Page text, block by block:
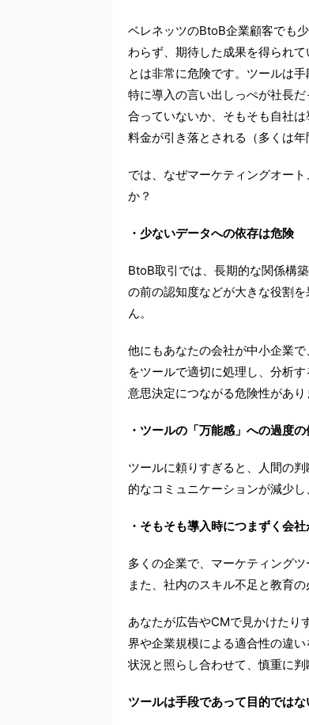
ベレネッツのBtoB企業顧客でも
わらず、期待した成果を得られ
とは非常に危険です。ツールは
特に導入の言い出しっぺが社長
合っていないか、そもそも自社
料金が引き落とされる（多くは
では、なぜマーケティングオー
か？
・少ないデータへの依存は危険
BtoB取引では、長期的な関係構
の前の認知度などが大きな役割
ん。
他にもあなたの会社が中小企業
をツールで適切に処理し、分析
意思決定につながる危険性があり
・ツールの「万能感」への過度
ツールに頼りすぎると、人間の
的なコミュニケーションが減少
・そもそも導入時につまずく会
多くの企業で、マーケティング
また、社内のスキル不足と教育
あなたが広告やCMで見かけたり
界や企業規模による適合性の違
状況と照らし合わせて、慎重に
ツールは手段であって目的ではな